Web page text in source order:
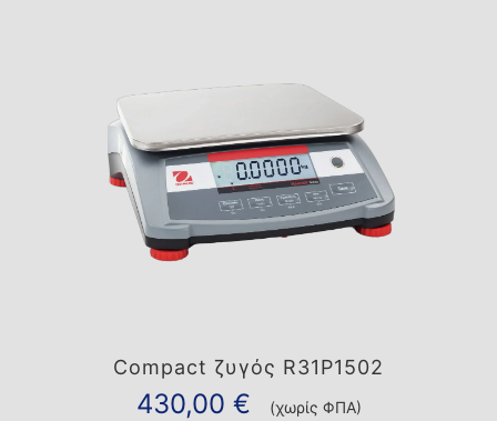
Compact ζυγός R31P1502
430,00 € (χωρίς ΦΠΑ)